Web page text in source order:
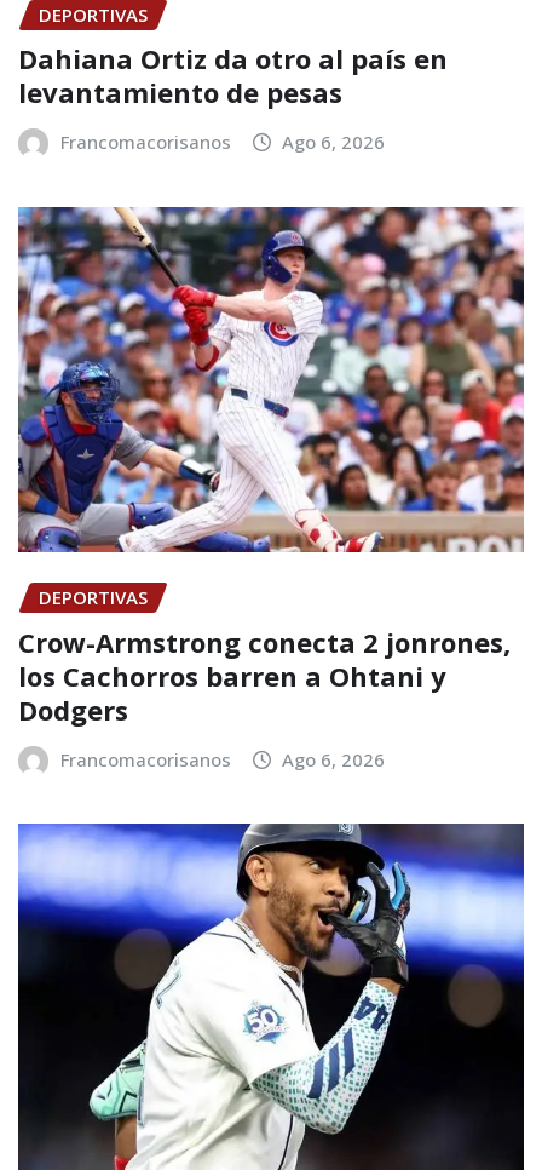
DEPORTIVAS
Dahiana Ortiz da otro al país en
levantamiento de pesas
Francomacorisanos Ago 6, 2026
DEPORTIVAS
Crow-Armstrong conecta 2 jonrones,
los Cachorros barren a Ohtani y
Dodgers
Francomacorisanos Ago 6, 2026